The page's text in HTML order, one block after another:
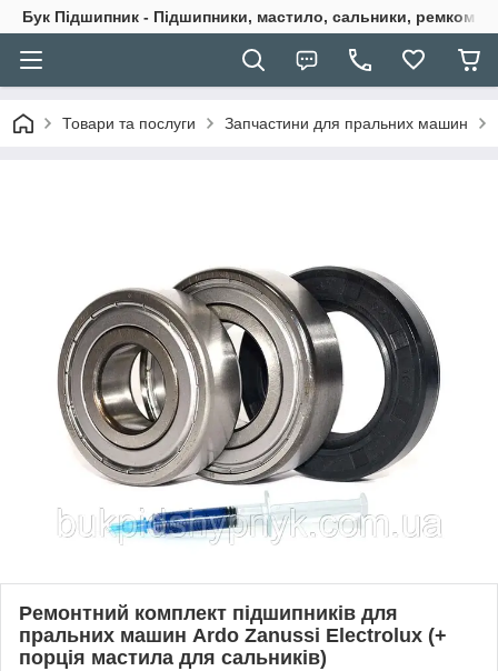
Бук Підшипник - Підшипники, мастило, сальники,
Товари та послуги Запчастини для пральних машин
Ремонтний комплект підшипників для
пральних машин Ardo Zanussi Electrolux (+
порція мастила для сальників)